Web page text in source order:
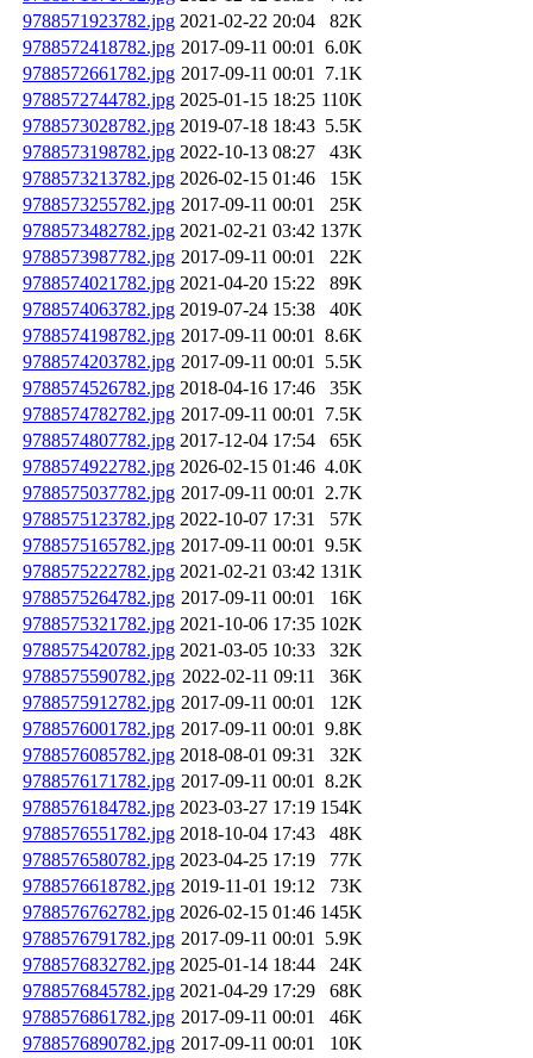
9788571923782.jpg 2021-02-22 20:04
82K
9788572418782.jpg 2017-09-11 00:01 6.0K
9788572661782.jpg 2017-09-11 00:01 7.1K
9788572744782.jpg 2025-01-15 18:25 110K
9788573028782.jpg 2019-07-18 18:43 5.5K
9788573198782.jpg 2022-10-13 08:27
43K
9788573213782.jpg 2026-02-15 01:46
15K
9788573255782.jpg 2017-09-11 00:01
25K
9788573482782.jpg 2021-02-21 03:42 137K
9788573987782.jpg 2017-09-11 00:01
22K
9788574021782.jpg 2021-04-20 15:22
89K
9788574063782.jpg 2019-07-24 15:38
40K
9788574198782.jpg 2017-09-11 00:01 8.6K
9788574203782.jpg 2017-09-11 00:01 5.5K
9788574526782.jpg 2018-04-16 17:46
35K
9788574782782.jpg 2017-09-11 00:01 7.5K
9788574807782.jpg 2017-12-04 17:54
65K
9788574922782.jpg 2026-02-15 01:46 4.0K
9788575037782.jpg 2017-09-11 00:01 2.7K
9788575123782.jpg 2022-10-07 17:31
57K
9788575165782.jpg 2017-09-11 00:01 9.5K
9788575222782.jpg 2021-02-21 03:42 131K
9788575264782.jpg 2017-09-11 00:01
16K
9788575321782.jpg 2021-10-06 17:35 102K
9788575420782.jpg 2021-03-05 10:33
32K
9788575590782.jpg 2022-02-11 09:11
36K
9788575912782.jpg 2017-09-11 00:01
12K
9788576001782.jpg 2017-09-11 00:01 9.8K
9788576085782.jpg 2018-08-01 09:31
32K
9788576171782.jpg 2017-09-11 00:01 8.2K
9788576184782.jpg 2023-03-27 17:19 154K
9788576551782.jpg 2018-10-04 17:43
48K
9788576580782.jpg 2023-04-25 17:19
77K
9788576618782.jpg 2019-11-01 19:12
73K
9788576762782.jpg 2026-02-15 01:46 145K
9788576791782.jpg 2017-09-11 00:01 5.9K
9788576832782.jpg 2025-01-14 18:44
24K
9788576845782.jpg 2021-04-29 17:29
68K
9788576861782.jpg 2017-09-11 00:01
46K
9788576890782.jpg 2017-09-11 00:01
10K